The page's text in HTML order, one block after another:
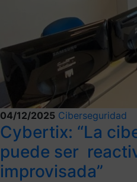
04/12/2025 Ciberseguridad
Cybertix: “La
puede ser
improvisada”